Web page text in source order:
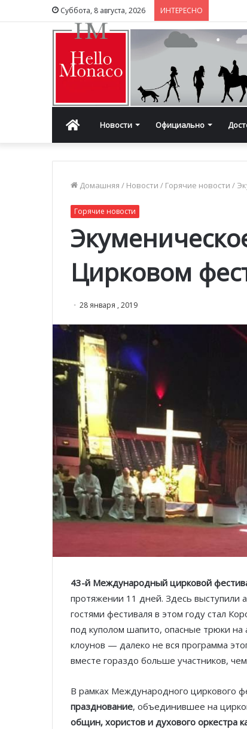
Суббота, 8 августа, 2026 ИНТЕРЕСНО
ГлавнаяНовости Официально
Домашняя / Новости / Горячие новости /
Горячие новости
Цирковом
28 января , 2019
43-й Международный цирковой
протяжении 11 дней. Здесь выступили
гостями фестиваля в этом году стал
под куполом шапито, опасные трюки
клоунов — далеко не вся программа
вместе гораздо больше участников,
В рамках Международного циркового
празднование, объединившее на
общин, хористов и духового оркестра